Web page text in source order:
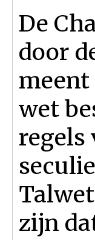
De
door
wet
regels
zijn